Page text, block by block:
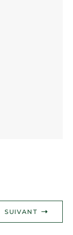
SUIVANT